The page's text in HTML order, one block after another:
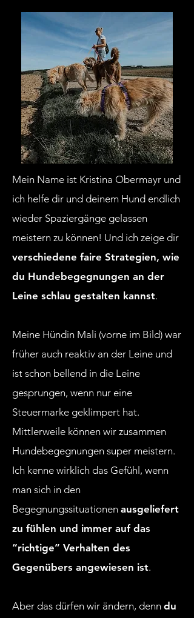
Mein Name ist Kristina Obermayr und
ich helfe dir und deinem Hund endlich
wieder Spaziergänge gelassen
meistern zu können! Und ich zeige dir
verschiedene faire Strategien, wie
du Hundebegegnungen an der
Leine schlau gestalten kannst.
Meine Hündin Mali (vorne im Bild) war
früher auch reaktiv an der Leine und
ist schon bellend in die Leine
gesprungen, wenn nur eine
Steuermarke geklimpert hat.
Mittlerweile können wir zusammen
Hundebegegnungen super meistern.
Ich kenne wirklich das Gefühl, wenn
man sich in den
Begegnungssituationen ausgeliefert
zu fühlen und immer auf das
“richtige” Verhalten des
Gegenübers angewiesen ist.
Aber das dürfen wir ändern, denn du